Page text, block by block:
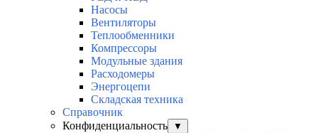
Насосы
Вентиляторы
Теплообменники
Компрессоры
Модульные здания
Расходомеры
Энергоцепи
Складская техника
Справочник
Конфиденциальность
▼